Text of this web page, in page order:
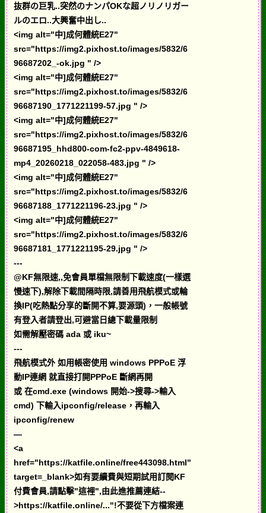
抜群の巨乳..突然のナンパOKな超ノリノリガー
ルのエロ..大興奮中出し..
<img alt="中]成何體統E27"
src="https://img2.pixhost.to/images/5832/6
96687202_-ok.jpg " />
<img alt="中]成何體統E27"
src="https://img2.pixhost.to/images/5832/6
96687190_1771221199-57.jpg " />
<img alt="中]成何體統E27"
src="https://img2.pixhost.to/images/5832/6
96687195_hhd800-com-fc2-ppv-4849618-
mp4_20260218_022058-483.jpg " />
<img alt="中]成何體統E27"
src="https://img2.pixhost.to/images/5832/6
96687188_1771221196-23.jpg " />
<img alt="中]成何體統E27"
src="https://img2.pixhost.to/images/5832/6
96687181_1771221195-29.jpg " />
---
@KF無限速,,免會員單檔無限制下載速度(一樣選
慢速下),解除下載間隔時限,請善用飛航模式或輪
換IP(吃熱點分享的斷開不算,要源頭)，一般帳號
有登入者請登出,可避當日總下載量限制
如需解壓密碼 ada 或 iku~
---
飛航模式外 如用帳密使用 windows PPPoE 浮
動IP連網 就直接打開PPPoE 斷網再開
或 在cmd.exe (windows 開始->搜尋->輸入
cmd) 下輸入ipconfig/release，再輸入
ipconfig/renew
—
<a
href="https://katfile.online/free443098.html"
target=_blank>如有要續費與短期試用訂閱KF
付費會員,請點擊"這裡",由此進推薦連結--
>https://katfile.online/..."!不要從下方檔案連